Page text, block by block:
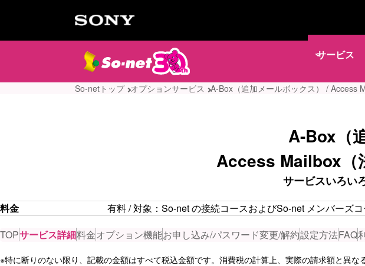
サービス
So-netトップ オプションサービス A-Box（追加メールボックス） / Access
A-Box（
Access Mailbox（
サービスいろい
料金
有料 / 対象：So-net の接続コースおよびSo-net メンバーズ
TOPサービス詳細料金オプション機能お申し込み/パスワード変更/解約設定方法FAQ
※特に断りのない限り、記載の金額はすべて税込金額です。消費税の計算上、実際の請求額と異な